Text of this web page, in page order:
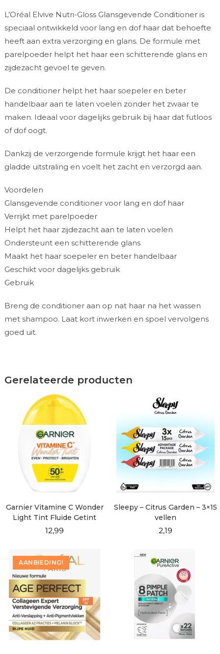
L’Oréal Elvive Nutri-Gloss Glansgevende Conditioner is
speciaal ontwikkeld voor lang en dof haar dat behoefte
heeft aan extra verzorging en glans. De formule met
parelpoeder helpt het haar een schitterende glans en
zijdezacht gevoel te geven.
De conditioner helpt het haar soepeler en beter
handelbaar aan te laten voelen zonder het zwaar te
maken. Ideaal voor dagelijks gebruik bij haar dat futloos
of dof oogt.
Dankzij de verzorgende formule krijgt het haar een
gladde uitstraling en voelt het zacht en verzorgd aan.
Voordelen
Glansgevende conditioner voor lang en dof haar
Verrijkt met parelpoeder
Helpt het haar zijdezacht aan te laten voelen
Ondersteunt een schitterende glans
Maakt het haar soepeler en beter handelbaar
Geschikt voor dagelijks gebruik
Gebruik
Breng de conditioner aan op nat haar na het wassen
met shampoo. Laat kort inwerken en spoel vervolgens
goed uit.
Gerelateerde producten
Garnier Vitamine C Wonder
Light Tint Fluide Getint
Alles-in-1 SPF 50+
12,99
Sleepy – Citrus Garden – 3×15
vellen
2,19
AANBIEDING!